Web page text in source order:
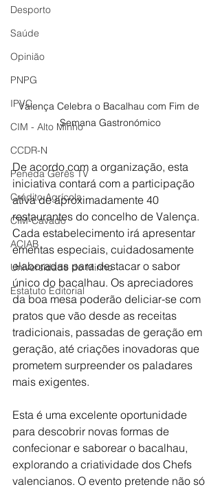
Desporto
Saúde
Opinião
PNPG
IPVC
CIM - Alto Minho
CCDR-N
Peneda Gerês TV
Crédito Agrícola
CIM-Cávado
ACIAB
Universidade do Minho
Estatuto Editorial
Valença Celebra o Bacalhau com Fim de
Semana Gastronómico
De acordo com a organização, esta
iniciativa contará com a participação
ativa de aproximadamente 40
restaurantes do concelho de Valença.
Cada estabelecimento irá apresentar
ementas especiais, cuidadosamente
elaboradas para destacar o sabor
único do bacalhau. Os apreciadores
da boa mesa poderão deliciar-se com
pratos que vão desde as receitas
tradicionais, passadas de geração em
geração, até criações inovadoras que
prometem surpreender os paladares
mais exigentes.
Esta é uma excelente oportunidade
para descobrir novas formas de
confecionar e saborear o bacalhau,
explorando a criatividade dos Chefs
valencianos. O evento pretende não só